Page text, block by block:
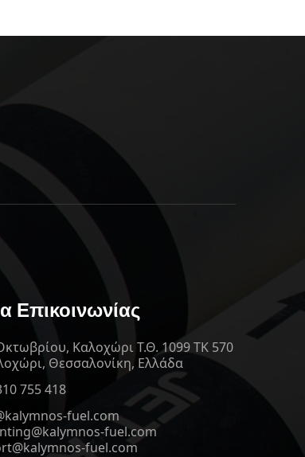
Επικοινωνίας
Καλοχώρι Τ.Θ. 1099 ΤΚ 570
Θεσσαλονίκη, Ελλάδα
755 418
fuel.com
fuel.com
fuel.com